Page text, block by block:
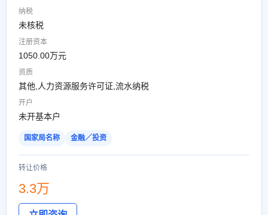
纳税
未核税
注册资本
1050.00万元
资质
其他,人力资源服务许可证,流水纳税
开户
未开基本户
国家局名称 金融／投资
转让价格
3.3万